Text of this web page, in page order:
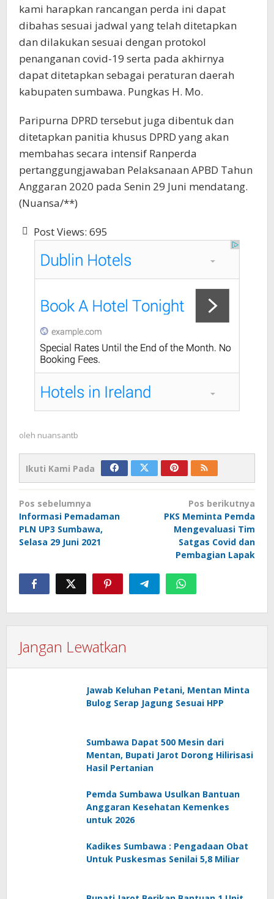
kami harapkan rancangan perda ini dapat
dibahas sesuai jadwal yang telah ditetapkan
dan dilakukan sesuai dengan protokol
penanganan covid-19 serta pada akhirnya
dapat ditetapkan sebagai peraturan daerah
kabupaten sumbawa. Pungkas H. Mo.
Paripurna DPRD tersebut juga dibentuk dan
ditetapkan panitia khusus DPRD yang akan
membahas secara intensif Ranperda
pertanggungjawaban Pelaksanaan APBD Tahun
Anggaran 2020 pada Senin 29 Juni mendatang.
(Nuansa/**)
Post Views: 695
oleh nuansantb
Ikuti Kami Pada
Navigasi
pos
Pos sebelumnya
Informasi Pemadaman
PLN UP3 Sumbawa,
Selasa 29 Juni 2021
Pos berikutnya
PKS Meminta Pemda
Mengevaluasi Tim
Satgas Covid dan
Pembagian Lapak
Jangan Lewatkan
Jawab Keluhan Petani, Mentan Minta
Bulog Serap Jagung Sesuai HPP
Sumbawa Dapat 500 Mesin dari
Mentan, Bupati Jarot Dorong Hilirisasi
Hasil Pertanian
Pemda Sumbawa Usulkan Bantuan
Anggaran Kesehatan Kemenkes
untuk 2026
Kadikes Sumbawa : Pengadaan Obat
Untuk Puskesmas Senilai 5,8 Miliar